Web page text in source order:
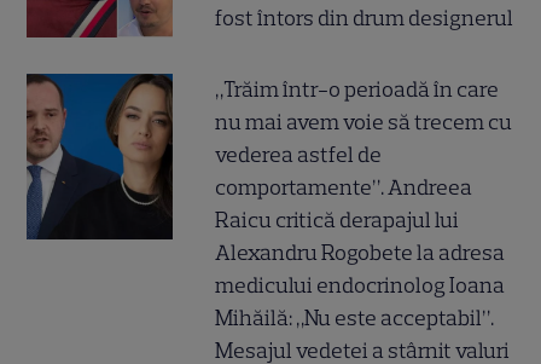
fost întors din drum designerul
„Trăim într-o perioadă în care
nu mai avem voie să trecem cu
vederea astfel de
comportamente”. Andreea
Raicu critică derapajul lui
Alexandru Rogobete la adresa
medicului endocrinolog Ioana
Mihăilă: „Nu este acceptabil”.
Mesajul vedetei a stârnit valuri